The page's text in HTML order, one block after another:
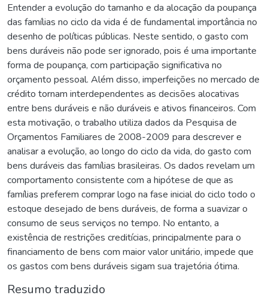
Entender a evolução do tamanho e da alocação da poupança
das famílias no ciclo da vida é de fundamental importância no
desenho de políticas públicas. Neste sentido, o gasto com
bens duráveis não pode ser ignorado, pois é uma importante
forma de poupança, com participação significativa no
orçamento pessoal. Além disso, imperfeições no mercado de
crédito tornam interdependentes as decisões alocativas
entre bens duráveis e não duráveis e ativos financeiros. Com
esta motivação, o trabalho utiliza dados da Pesquisa de
Orçamentos Familiares de 2008-2009 para descrever e
analisar a evolução, ao longo do ciclo da vida, do gasto com
bens duráveis das famílias brasileiras. Os dados revelam um
comportamento consistente com a hipótese de que as
famílias preferem comprar logo na fase inicial do ciclo todo o
estoque desejado de bens duráveis, de forma a suavizar o
consumo de seus serviços no tempo. No entanto, a
existência de restrições creditícias, principalmente para o
financiamento de bens com maior valor unitário, impede que
os gastos com bens duráveis sigam sua trajetória ótima.
Resumo traduzido